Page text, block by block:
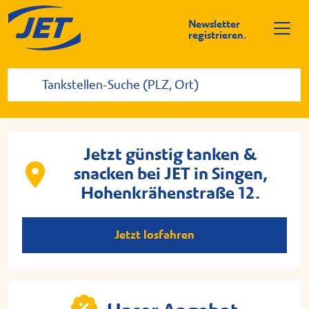
Newsletter
registrieren.
Jetzt günstig tanken &
snacken bei JET in Singen,
Hohenkrähenstraße 12.
Jetzt losfahren